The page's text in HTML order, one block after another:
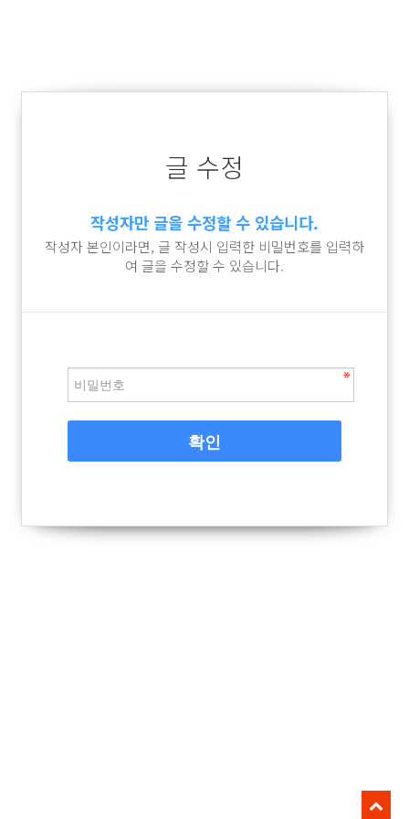
글 수정
작성자만 글을 수정할 수 있습니다.
작성자 본인이라면, 글 작성시 입력한 비밀번호를 입력하
여 글을 수정할 수 있습니다.